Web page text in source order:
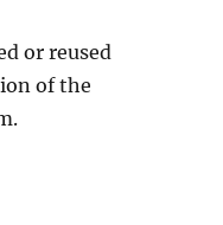
or reused
of the